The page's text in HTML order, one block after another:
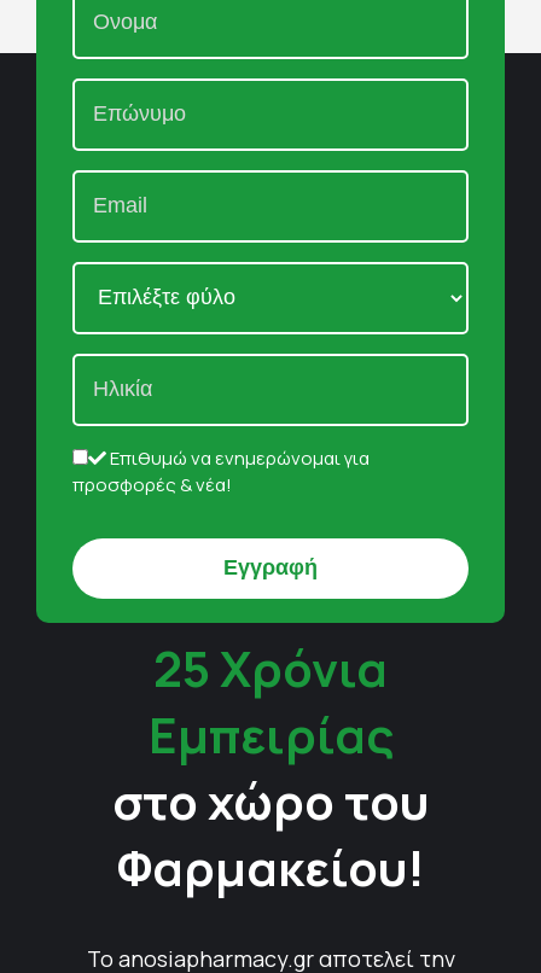
Επιθυμώ να ενημερώνομαι για
προσφορές & νέα!
25 Χρόνια
Εμπειρίας
στο χώρο του
Φαρμακείου!
Το anosiapharmacy.gr αποτελεί την